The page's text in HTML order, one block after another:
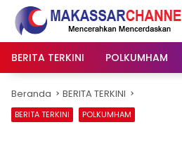
Langsung
konten
BERITA TERKINI
POLKUMHAM
Beranda BERITA TERKINI
BERITA TERKINI POLKUMHAM